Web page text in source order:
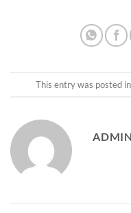
This entry was posted in
ADMIN